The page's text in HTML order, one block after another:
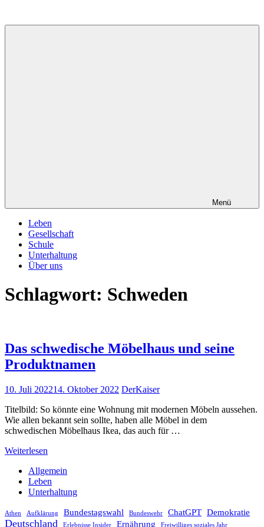
Menü
Leben
Gesellschaft
Schule
Unterhaltung
Über uns
Schlagwort: Schweden
Das schwedische Möbelhaus und seine
Produktnamen
10. Juli 202214. Oktober 2022 DerKaiser
Titelbild: So könnte eine Wohnung mit modernen Möbeln aussehen.
Wie allen bekannt sein sollte, haben alle Möbel in dem
schwedischen Möbelhaus Ikea, das auch für …
Weiterlesen
Allgemein
Leben
Unterhaltung
Athen Aufklärung Bundestagswahl Bundeswehr ChatGPT Demokratie
Deutschland Erlebnisse Insider Ernährung Freiwilliges soziales Jahr